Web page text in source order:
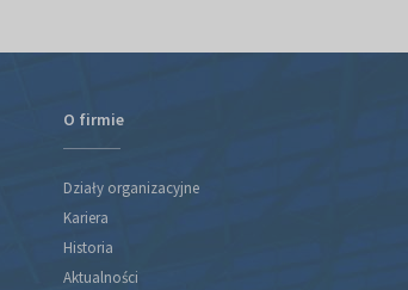
O firmie
Działy organizacyjne
Kariera
Historia
Aktualności